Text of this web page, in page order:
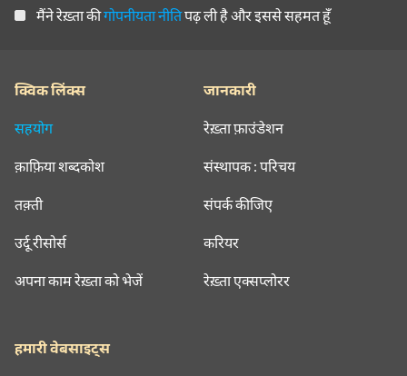
मैंने रेख़्ता कीगोपनीयता नीतिपढ़ ली है और इससे सहमत हूँ
क्विक लिंक्स
सहयोग
क़ाफ़िया शब्दकोश
तक़्ती
उर्दू रीसोर्स
अपना काम रेख़्ता को भेजें
जानकारी
रेख़्ता फ़ाउंडेशन
संस्थापक : परिचय
संपर्क कीजिए
करियर
रेख़्ता एक्सप्लोरर
हमारी वेबसाइट्स